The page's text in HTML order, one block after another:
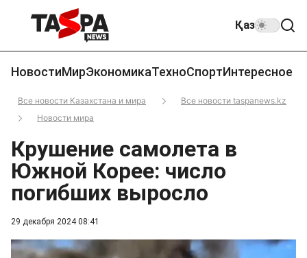
Қаз
НовостиМирЭкономикаТехноСпортИнтересное
Все новости Казахстана и мира
Все новости taspanews.kz
Новости мира
29 декабря 2024 08:41
Крушение самолета в
Южной Корее: число
погибших выросло